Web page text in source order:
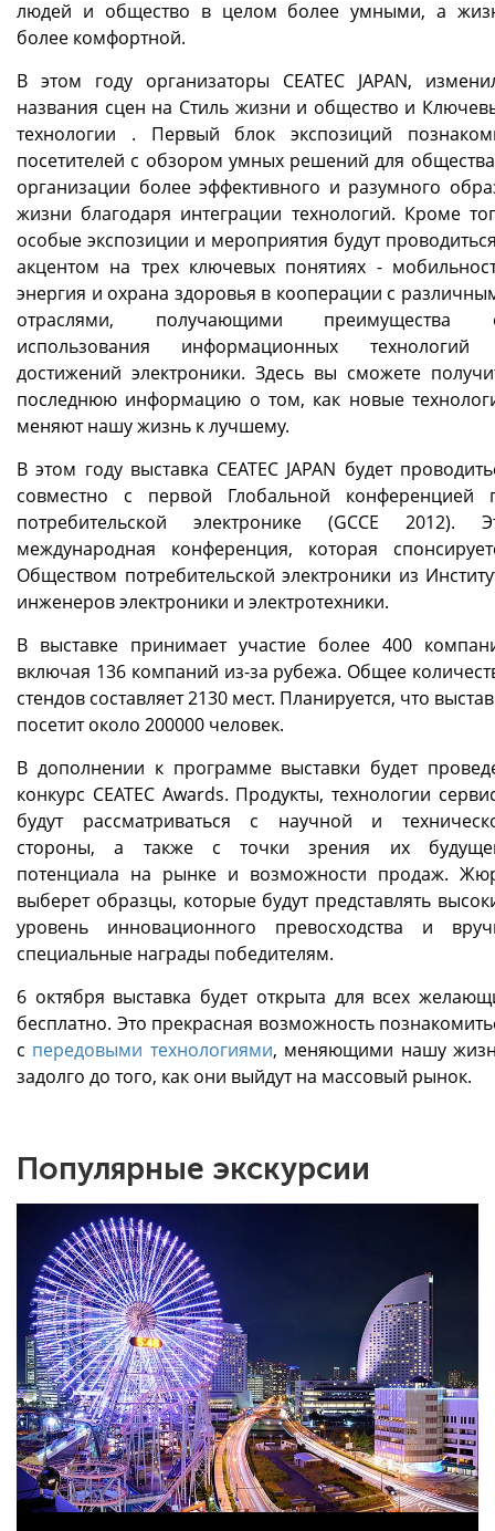
людей и общество в целом более умными, а
более комфортной.
В этом году организаторы CEATEC JAPAN,
названия сцен на Стиль жизни и общество и
технологии . Первый блок экспозиций
посетителей с обзором умных решений для
организации более эффективного и разумного
жизни благодаря интеграции технологий. Кроме
особые экспозиции и мероприятия будут
акцентом на трех ключевых понятиях -
энергия и охрана здоровья в кооперации с
отраслями, получающими преимущества
использования информационных
достижений электроники. Здесь вы сможете
последнюю информацию о том, как новые
меняют нашу жизнь к лучшему.
В этом году выставка CEATEC JAPAN будет
совместно с первой Глобальной конференцией
потребительской электронике (GCCE 2012).
международная конференция, которая
Обществом потребительской электроники из
инженеров электроники и электротехники.
В выставке принимает участие более 400
включая 136 компаний из-за рубежа. Общее
стендов составляет 2130 мест. Планируется, что
посетит около 200000 человек.
В дополнении к программе выставки будет
конкурс CEATEC Awards. Продукты, технологии
будут рассматриваться с научной и
стороны, а также с точки зрения их
потенциала на рынке и возможности продаж.
выберет образцы, которые будут представлять
уровень инновационного превосходства и
специальные награды победителям.
6 октября выставка будет открыта для всех
бесплатно. Это прекрасная возможность
с передовыми технологиями, меняющими нашу
задолго до того, как они выйдут на массовый рынок.
Популярные экскурсии